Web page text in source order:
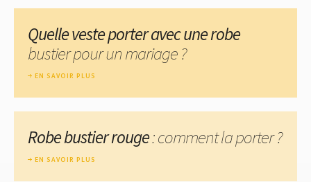
Quelle veste porter avec une robe
bustier pour un mariage ?
EN SAVOIR PLUS
Robe bustier rouge: comment la porter ?
EN SAVOIR PLUS